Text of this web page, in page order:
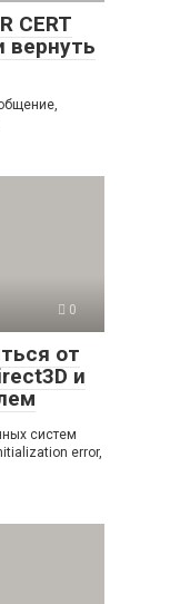
CERT
вернуть
0
от
и
систем
error,